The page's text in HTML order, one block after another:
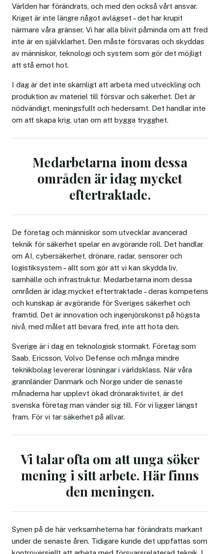
Världen har förändrats, och med den också vårt ansvar.
Kriget är inte längre något avlägset – det har krupit
närmare våra gränser. Vi har alla blivit påminda om att fred
inte är en självklarhet. Den måste försvaras och skyddas
av människor, teknologi och system som gör det möjligt
att stå emot hot.
I dag är det inte skamligt att arbeta med utveckling och
produktion av materiel till försvar och säkerhet. Det är
nödvändigt, meningsfullt och hedersamt. Det handlar inte
om att skapa krig, utan om att bygga trygghet.
Medarbetarna inom dessa
områden är idag mycket
eftertraktade.
De företag och människor som utvecklar avancerad
teknik för säkerhet spelar en avgörande roll. Det handlar
om AI, cybersäkerhet, drönare, radar, sensorer och
logistiksystem – allt som gör att vi kan skydda liv,
samhälle och infrastruktur. Medarbetarna inom dessa
områden är idag mycket eftertraktade – deras kompetens
och kunskap är avgörande för Sveriges säkerhet och
framtid. Det är innovation och ingenjörskonst på högsta
nivå, med målet att bevara fred, inte att hota den.
Sverige är i dag en teknologisk stormakt. Företag som
Saab, Ericsson, Volvo Defense och många mindre
teknikbolag levererar lösningar i världsklass. När våra
grannländer Danmark och Norge under de senaste
månaderna har upplevt ökad drönaraktivitet, är det
svenska företag man vänder sig till. För vi ligger längst
fram. För vi tar säkerhet på allvar.
Vi talar ofta om att unga söker
mening i sitt arbete. Här finns
den meningen.
Synen på de här verksamheterna har förändrats markant
under de senaste åren. Tidigare kunde det uppfattas som